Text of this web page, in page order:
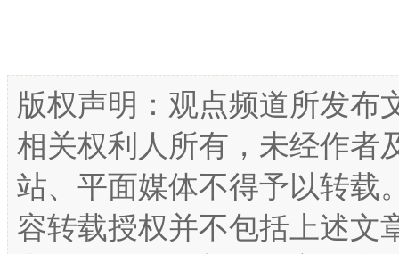
版权声明：观点频道所发布
相关权利人所有，未经作者
站、平面媒体不得予以转载
容转载授权并不包括上述文